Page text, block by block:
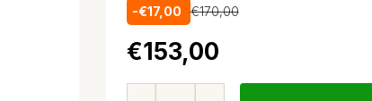
-€17,00 €170,00
€153,00